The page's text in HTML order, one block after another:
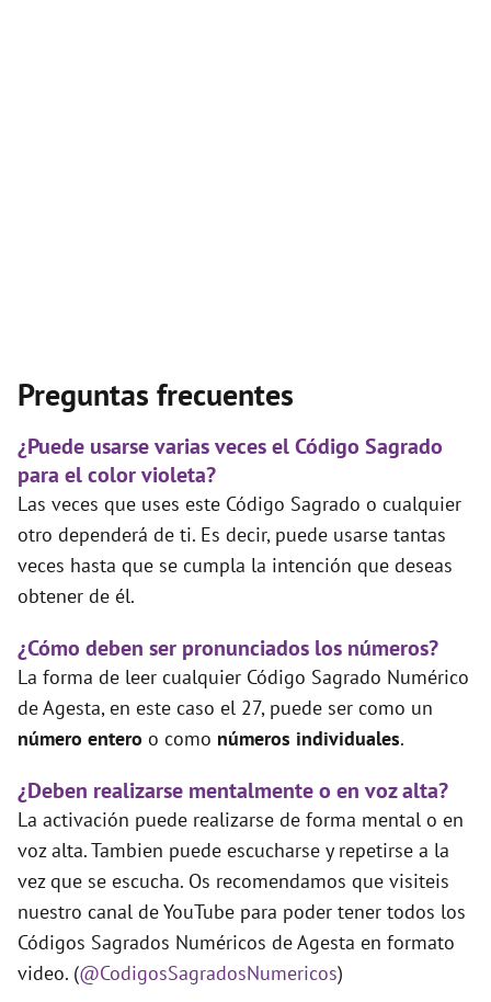
Preguntas frecuentes
¿Puede usarse varias veces el Código Sagrado
para el color violeta?
Las veces que uses este Código Sagrado o cualquier
otro dependerá de ti. Es decir, puede usarse tantas
veces hasta que se cumpla la intención que deseas
obtener de él.
¿Cómo deben ser pronunciados los números?
La forma de leer cualquier Código Sagrado Numérico
de Agesta, en este caso el 27, puede ser como un
número entero o como números individuales.
¿Deben realizarse mentalmente o en voz alta?
La activación puede realizarse de forma mental o en
voz alta. Tambien puede escucharse y repetirse a la
vez que se escucha. Os recomendamos que visiteis
nuestro canal de YouTube para poder tener todos los
Códigos Sagrados Numéricos de Agesta en formato
video. (@CodigosSagradosNumericos)